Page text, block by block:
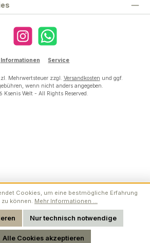
Instagram WhatsApp
Informationen Service
Mehrwertsteuer zzgl. Versandkosten und ggf.
wenn nicht anders angegeben.
Welt - All Rights Reserved.
Cookies, um eine bestmögliche Erfahrung
können. Mehr Informationen ...
Nur technisch notwendige
Alle Cookies akzeptieren